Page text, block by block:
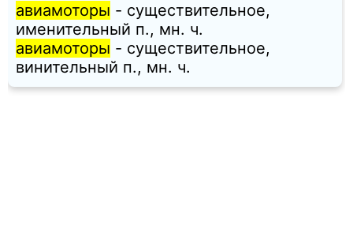
авиамоторы - существительное,
именительный п., мн. ч.
авиамоторы - существительное,
винительный п., мн. ч.